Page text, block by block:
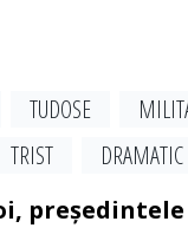
TUDOSE
TRIST
DRAMATIC
președintele